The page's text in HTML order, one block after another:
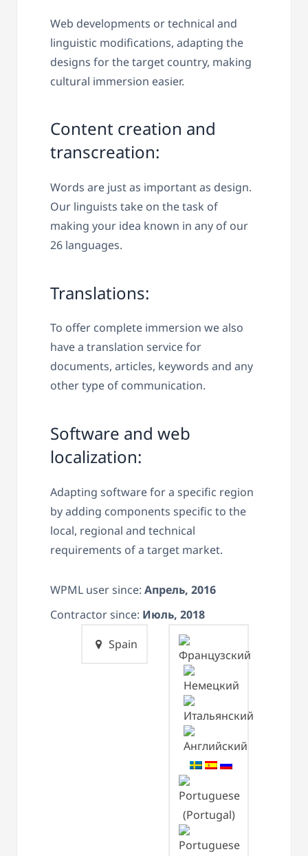
Web developments or technical and
linguistic modifications, adapting the
designs for the target country, making
cultural immersion easier.
Content creation and
transcreation:
Words are just as important as design.
Our linguists take on the task of
making your idea known in any of our
26 languages.
Translations:
To offer complete immersion we also
have a translation service for
documents, articles, keywords and any
other type of communication.
Software and web
localization:
Adapting software for a specific region
by adding components specific to the
local, regional and technical
requirements of a target market.
WPML user since: Апрель, 2016
Contractor since: Июль, 2018
Spain